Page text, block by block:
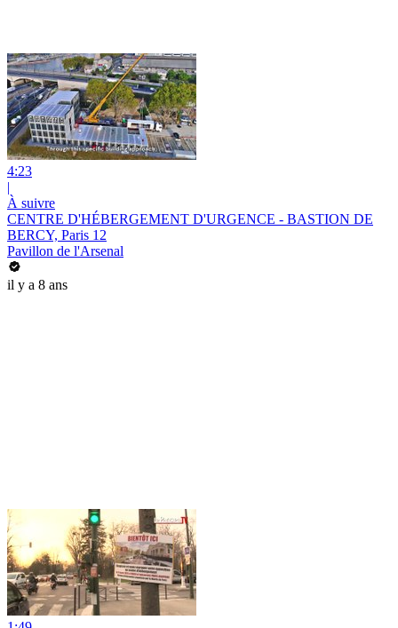
4:23
|
À suivre
CENTRE D'HÉBERGEMENT D'URGENCE - BASTION DE
BERCY, Paris 12
Pavillon de l'Arsenal
il y a 8 ans